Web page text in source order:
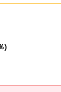
)